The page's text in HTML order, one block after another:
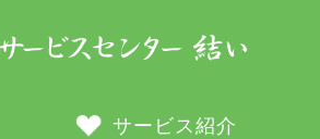
サービス紹介